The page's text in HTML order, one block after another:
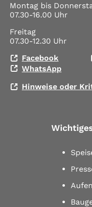
Montag bis
07.30-16.00 Uhr
Freitag
07.30-12.30 Uhr
Facebook
WhatsApp
Hinweise oder